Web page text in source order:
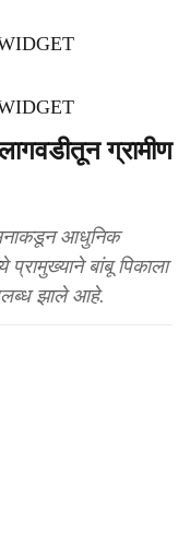
ग्रामीण
आधुनिक
बांबू पिकाला
झाले आहे.